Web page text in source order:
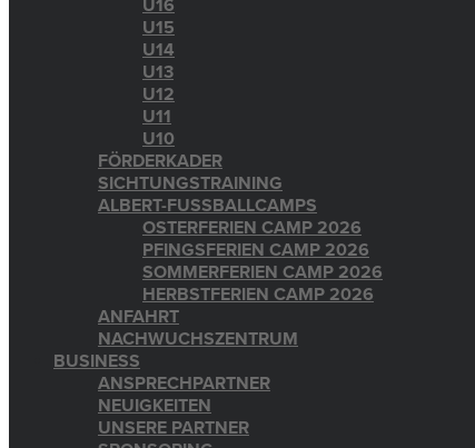
U16
U15
U14
U13
U12
U11
U10
FÖRDERKADER
SICHTUNGSTRAINING
ALBERT-FUSSBALLCAMPS
OSTERFERIEN CAMP 2026
PFINGSFERIEN CAMP 2026
SOMMERFERIEN CAMP 2026
HERBSTFERIEN CAMP 2026
ANFAHRT
NACHWUCHSZENTRUM
BUSINESS
ANSPRECHPARTNER
NEUIGKEITEN
UNSERE PARTNER